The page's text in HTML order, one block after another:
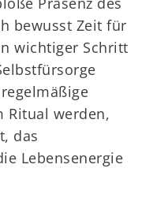
bewusst Zeit für
wichtiger Schritt
Ritual werden,
das
Lebensenergie